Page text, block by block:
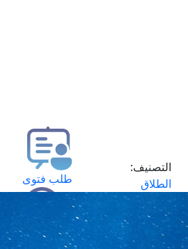
التصنيف:
الطلاق
طلب فتوى
استعلام عن فتوى